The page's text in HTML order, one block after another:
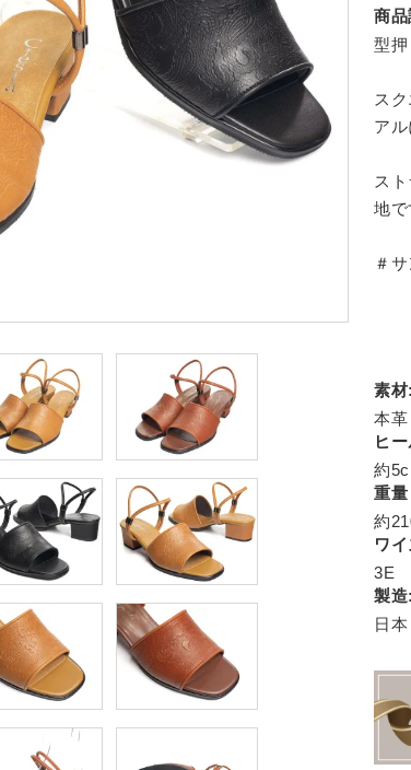
商品
型押
ス
アル
ス
地で
＃
素材:
本革
ヒ
約
重
約
ワ
3E
製造:
日本